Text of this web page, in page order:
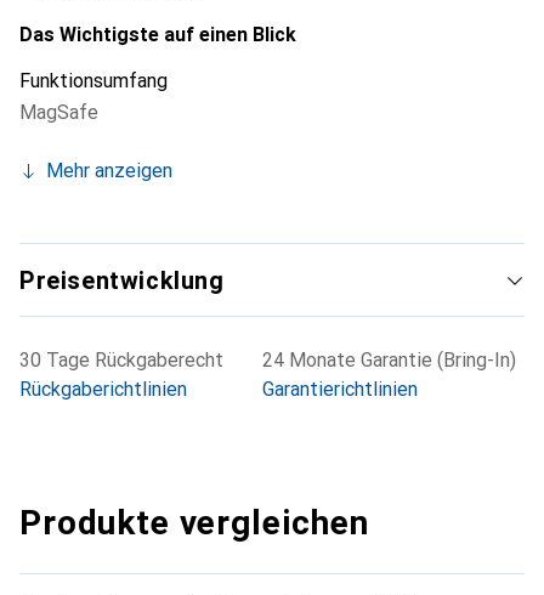
Das Wichtigste auf einen Blick
Funktionsumfang
MagSafe
Mehr anzeigen
Preisentwicklung
30 Tage Rückgaberecht
Rückgaberichtlinien
24 Monate Garantie (Bring-In)
Garantierichtlinien
Produkte vergleichen